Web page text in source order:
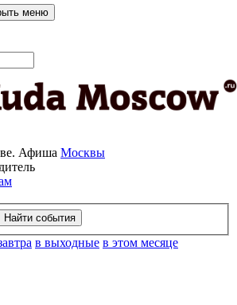
меню
Афиша Москвы
в выходные в этом месяце